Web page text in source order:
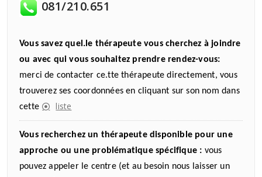
081/210.651
Vous savez quel.le thérapeute vous cherchez à joindre
ou avec qui vous souhaitez prendre rendez-vous:
merci de contacter ce.tte thérapeute directement, vous
trouverez ses coordonnées en cliquant sur son nom dans
cette
liste
Vous recherchez un thérapeute disponible pour une
approche ou une problématique spécifique : vous
pouvez appeler le centre (et au besoin nous laisser un